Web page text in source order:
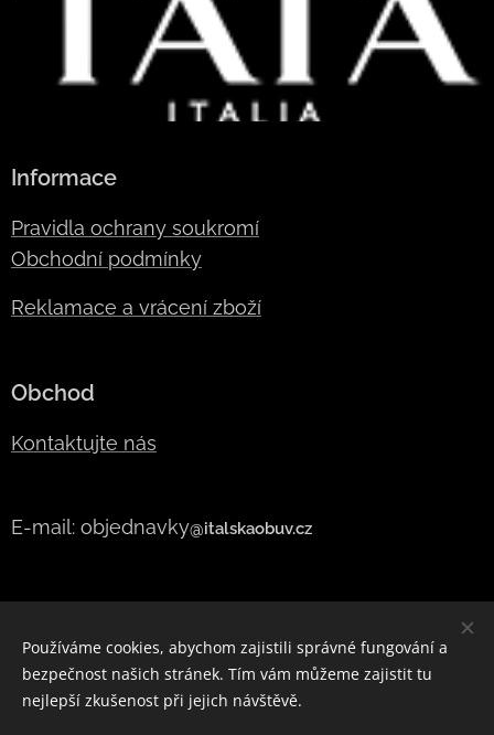
Informace
Pravidla ochrany soukromí
Obchodní podmínky
Reklamace a vrácení zboží
Obchod
Kontaktujte nás
E-mail: objednavky@italskaobuv.cz
Vytvořeno službouWebnode Cookies
Používáme cookies, abychom zajistili správné fungování a
bezpečnost našich stránek. Tím vám můžeme zajistit tu
nejlepší zkušenost při jejich návštěvě.